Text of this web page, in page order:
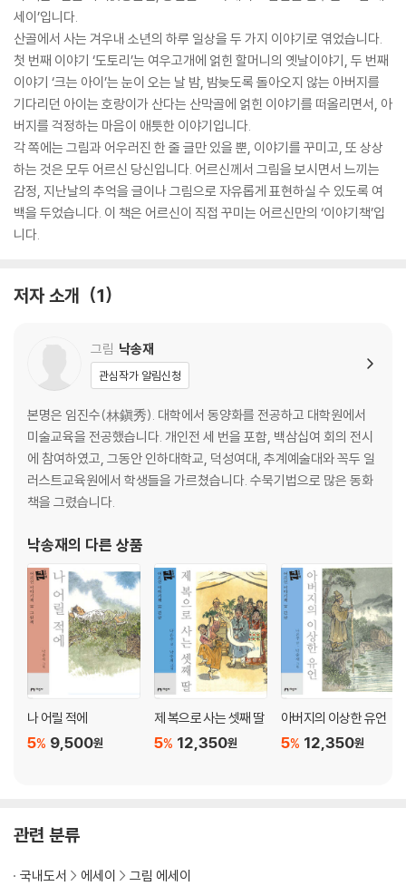
세이’입니다.
산골에서 사는 겨우내 소년의 하루 일상을 두 가지 이야기로 엮었습니다.
첫 번째 이야기 ‘도토리’는 여우고개에 얽힌 할머니의 옛날이야기, 두 번째
이야기 ‘크는 아이’는 눈이 오는 날 밤, 밤늦도록 돌아오지 않는 아버지를
기다리던 아이는 호랑이가 산다는 산막골에 얽힌 이야기를 떠올리면서, 아
버지를 걱정하는 마음이 애틋한 이야기입니다.
각 쪽에는 그림과 어우러진 한 줄 글만 있을 뿐, 이야기를 꾸미고, 또 상상
하는 것은 모두 어르신 당신입니다. 어르신께서 그림을 보시면서 느끼는
감정, 지난날의 추억을 글이나 그림으로 자유롭게 표현하실 수 있도록 여
백을 두었습니다. 이 책은 어르신이 직접 꾸미는 어르신만의 ‘이야기책’입
니다.
저자 소개 1
그림 낙송재
관심작가 알림신청
본명은 임진수(林鎭秀). 대학에서 동양화를 전공하고 대학원에서
미술교육을 전공했습니다. 개인전 세 번을 포함, 백삼십여 회의 전시
에 참여하였고, 그동안 인하대학교, 덕성여대, 추계예술대와 꼭두 일
러스트교육원에서 학생들을 가르쳤습니다. 수묵기법으로 많은 동화
책을 그렸습니다.
낙송재의 다른 상품
나 어릴 적에
9,500원
5%
제 복으로 사는 셋째 딸
12,350원
5%
아버지의 이상한 유언
12,350원
5%
관련 분류
국내도서 에세이 그림 에세이